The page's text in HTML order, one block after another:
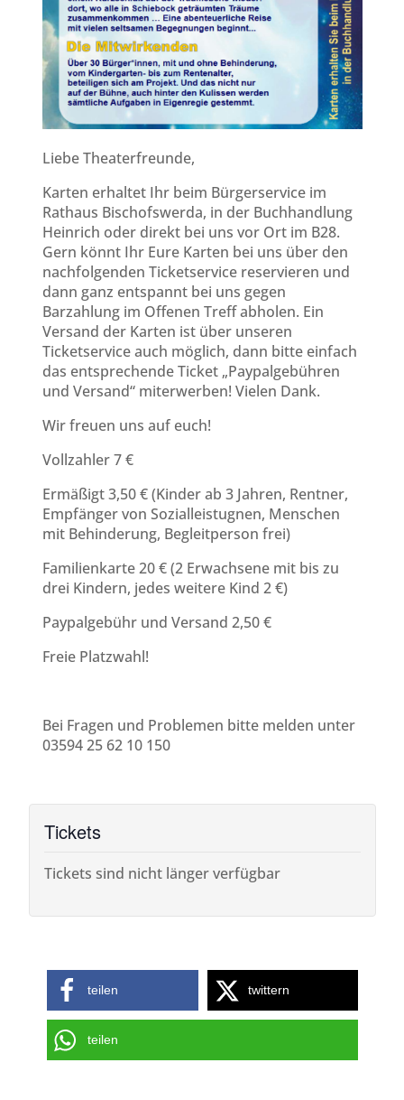
Liebe Theaterfreunde,
Karten erhaltet Ihr beim Bürgerservice im
Rathaus Bischofswerda, in der Buchhandlung
Heinrich oder direkt bei uns vor Ort im B28.
Gern könnt Ihr Eure Karten bei uns über den
nachfolgenden Ticketservice reservieren und
dann ganz entspannt bei uns gegen
Barzahlung im Offenen Treff abholen. Ein
Versand der Karten ist über unseren
Ticketservice auch möglich, dann bitte einfach
das entsprechende Ticket „Paypalgebühren
und Versand“ miterwerben! Vielen Dank.
Wir freuen uns auf euch!
Vollzahler 7 €
Ermäßigt 3,50 € (Kinder ab 3 Jahren, Rentner,
Empfänger von Sozialleistugnen, Menschen
mit Behinderung, Begleitperson frei)
Familienkarte 20 € (2 Erwachsene mit bis zu
drei Kindern, jedes weitere Kind 2 €)
Paypalgebühr und Versand 2,50 €
Freie Platzwahl!
Bei Fragen und Problemen bitte melden unter
03594 25 62 10 150
Tickets
Tickets sind nicht länger verfügbar
teilen twittern
teilen